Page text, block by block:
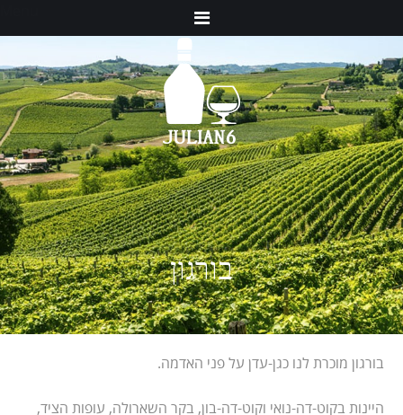
בורגון
בורגון מוכרת לנו כגן-עדן על פני האדמה.
היינות בקוט-דה-נואי וקוט-דה-בון, בקר השארולה, עופות הציד,